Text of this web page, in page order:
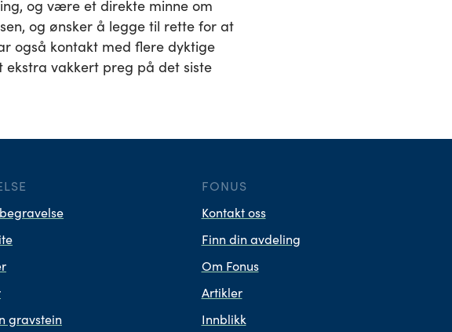
og være et direkte minne om
og ønsker å legge til rette for at
også kontakt med flere dyktige
ekstra vakkert preg på det siste
gravstein
FONUS
Kontakt oss
Finn din avdeling
Om Fonus
Artikler
Innblikk